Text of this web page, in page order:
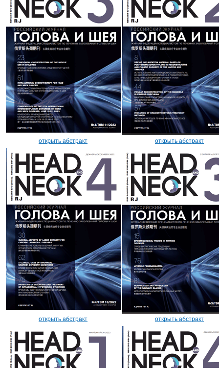
открыть абстракт открыть абстракт
открыть абстракт открыть абстракт